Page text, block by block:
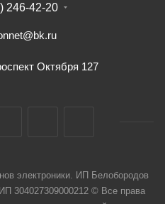
246-42-20
Октября 127
электроники. ИП Белобородов
304027309000212 © Все права